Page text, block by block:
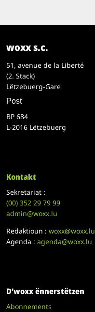
woxx s.c.
51, avenue de la Liberté
(2. Stack)
Lëtzebuerg-Gare
Post
BP 684
L-2016 Lëtzebuerg
Kontakt
Sekretariat :
(00)352 29 79 99
admin@woxx.lu
Redaktioun :woxx@woxx.lu
Agenda :agenda@woxx.lu
D’woxx ënnerstëtzen
Abonnements